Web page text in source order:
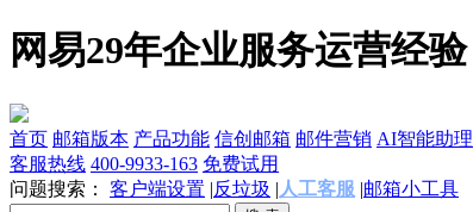
网易29年企业服务运营经验
首页 邮箱版本 产品功能 信创邮箱 邮件营销 AI智能助理
客服热线 400-9933-163 免费试用
问题搜索：
客户端设置 |反垃圾 | 人工客服 |邮箱小工具